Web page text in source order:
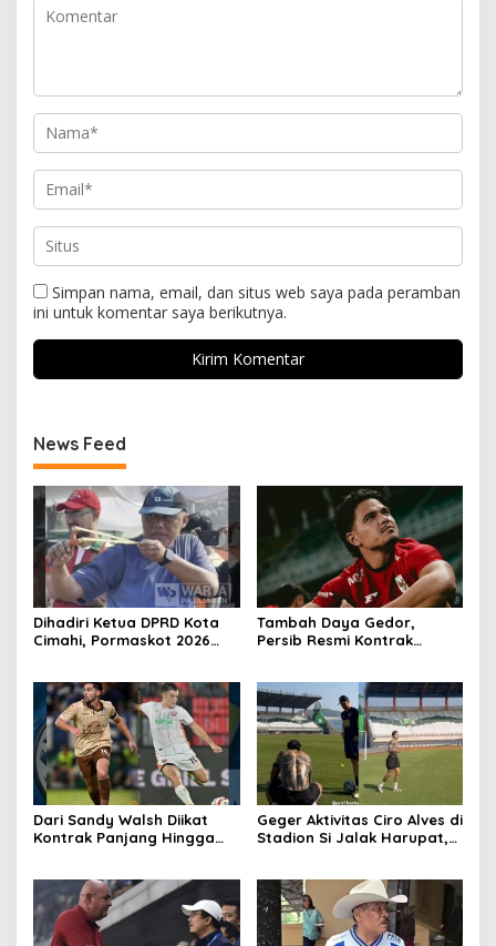
Simpan nama, email, dan situs web saya pada peramban
ini untuk komentar saya berikutnya.
News Feed
Dihadiri Ketua DPRD Kota
Cimahi, Pormaskot 2026
Tambah Daya Gedor,
Persib Resmi Kontrak
Dari Sandy Walsh Diikat
Kontrak Panjang Hingga
Geger Aktivitas Ciro Alves di
Stadion Si Jalak Harupat,